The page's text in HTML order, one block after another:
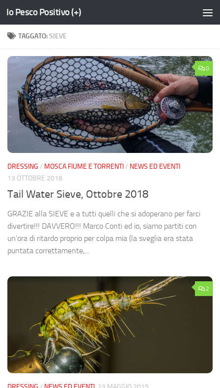
Salta al contenuto
Io Pesco Positivo (+)
TAGGATO:SIEVE
0
DRESSING / MOSCA FIUME E TORRENTI/ NEWS ED EVENTI
13 OTTOBRE 2018
Tail Water Sieve, Ottobre 2018
GRAZIE alla SIEVE e a tutti quelli che si adoperano per farci
divertire!!! DAVVERO!!! Marco Conti ed io, siamo partiti con
un’ora di ritardo proprio per colpa mia (la sveglia era stata
puntata correttamente,...
2